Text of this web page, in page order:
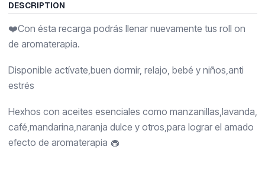
DESCRIPTION
❤️Con ésta recarga podrás llenar nuevamente tus roll on
de aromaterapia.
Disponible actívate,buen dormir, relajo, bebé y niños,anti
estrés
Hexhos con aceites esenciales como manzanillas,lavanda,
café,mandarina,naranja dulce y otros,para lograr el amado
efecto de aromaterapia 🧁